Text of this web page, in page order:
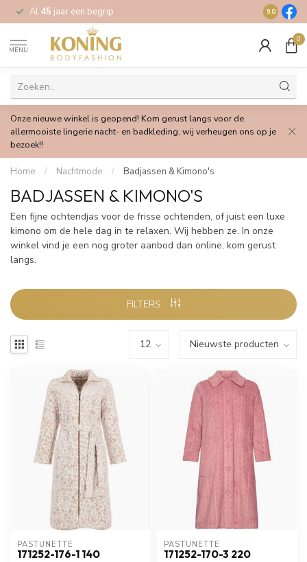
Al 45 jaar een begrip Gratis
9.0
MENU
0
Onze nieuwe winkel is geopend! Kom gerust langs voor de
allermooiste lingerie nacht- en badkleding, wij verheugen ons op je
bezoek!!
Home / Nachtmode / Badjassen & Kimono's
BADJASSEN & KIMONO'S
Een fijne ochtendjas voor de frisse ochtenden, of juist een luxe
kimono om de hele dag in te relaxen. Wij hebben ze. In onze
winkel vind je een nog groter aanbod dan online, kom gerust
langs.
FILTERS
PASTUNETTE
171252-176-1 140
PASTUNETTE
171252-170-3 220